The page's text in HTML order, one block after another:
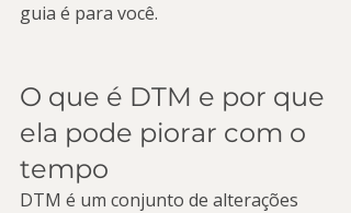
guia é para você.
O que é DTM e por que
ela pode piorar com o
tempo
DTM é um conjunto de alterações